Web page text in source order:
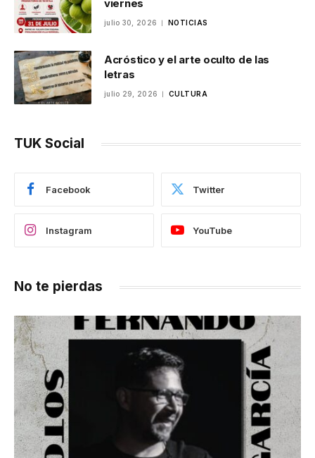
viernes
julio 30, 2026 NOTICIAS
Acróstico y el arte oculto de las
letras
julio 29, 2026 CULTURA
TUK Social
Facebook Twitter
Instagram YouTube
No te pierdas